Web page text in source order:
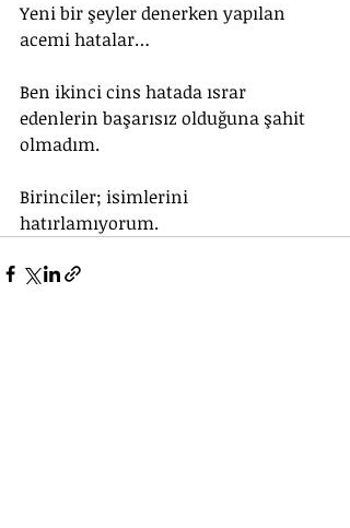
Yeni bir şeyler denerken yapılan
acemi hatalar…
Ben ikinci cins hatada ısrar
edenlerin başarısız olduğuna şahit
olmadım.
Birinciler; isimlerini
hatırlamıyorum.